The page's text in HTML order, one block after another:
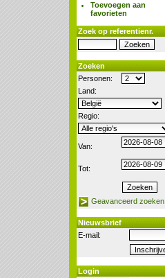
Toevoegen aan
favorieten
Zoek op referentienr.
Zoeken
Personen:
Land:
Regio:
Van:
Tot:
Geavanceerd zoeken
Nieuwsbrief
E-mail:
Login